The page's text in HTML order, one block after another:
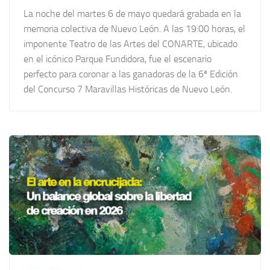
La noche del martes 6 de mayo quedará grabada en la
memoria colectiva de Nuevo León. A las 19:00 horas, el
imponente Teatro de las Artes del CONARTE, ubicado
en el icónico Parque Fundidora, fue el escenario
perfecto para coronar a las ganadoras de la 6ª Edición
del Concurso 7 Maravillas Históricas de Nuevo León.